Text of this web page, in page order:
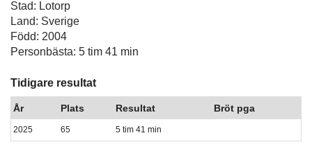
Stad: Lotorp
Land: Sverige
Född: 2004
Personbästa: 5 tim 41 min
Tidigare resultat
År Plats Resultat Bröt pga
2025 65 5 tim 41 min